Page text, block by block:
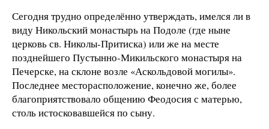
Сегодня трудно определённо утверждать, имелся ли в
виду Никольский монастырь на Подоле (где ныне
церковь св. Николы-Притиска) или же на месте
позднейшего Пустынно-Микильского монастыря на
Печерске, на склоне возле «Аскольдовой могилы».
Последнее месторасположение, конечно же, более
благоприятствовало общению Феодосия с матерью,
столь истосковавшейся по сыну.